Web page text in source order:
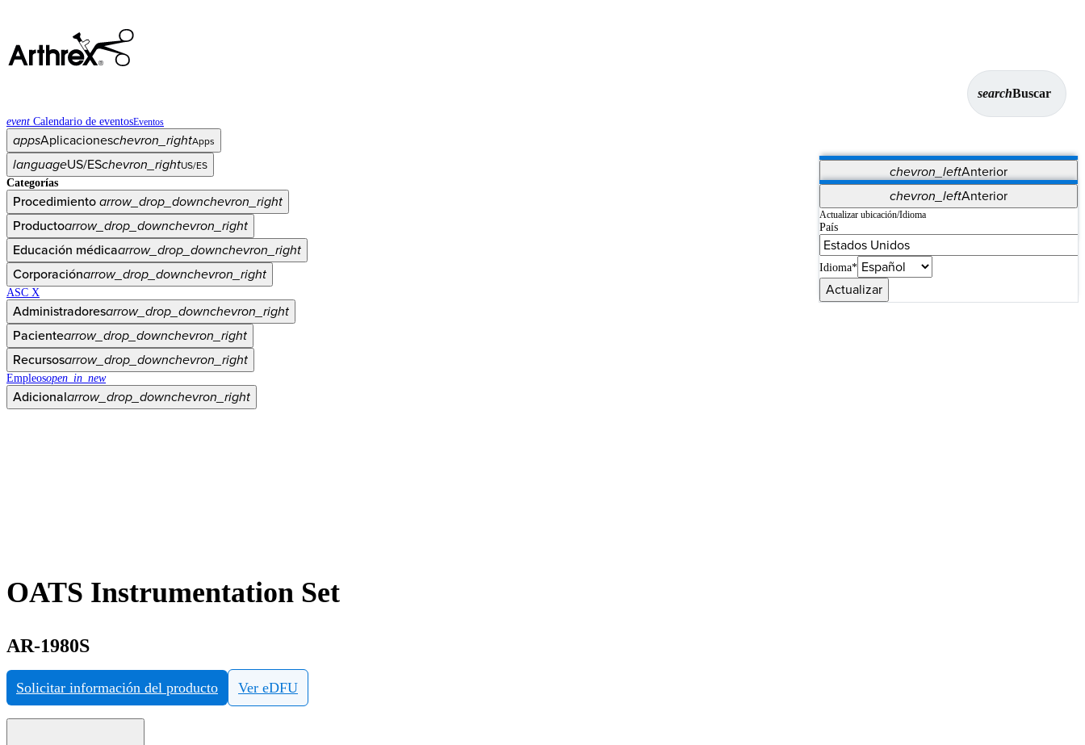
searchBuscar
event Calendario de eventosEventos
appsAplicacioneschevron_rightApps
chevron_leftAnterior
Vet Systems OrthoPedia Patient
Supplier Portal
Synergy Imaging & Resection
languageUS/ESchevron_rightUS/ES
chevron_leftAnterior
Actualizar ubicación/Idioma
País
Idioma*
Actualizar
Categorías
Procedimientoarrow_drop_downchevron_right
Productoarrow_drop_downchevron_right
Educación médicaarrow_drop_downchevron_right
Corporaciónarrow_drop_downchevron_right
ASC X
Administradoresarrow_drop_downchevron_right
Pacientearrow_drop_downchevron_right
Recursosarrow_drop_downchevron_right
Empleosopen_in_new
Adicionalarrow_drop_downchevron_right
OATS Instrumentation Set
AR-1980S
Solicitar información del producto Ver eDFU